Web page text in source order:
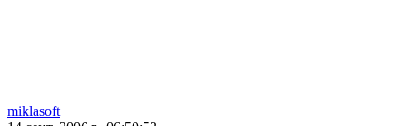
miklasoft